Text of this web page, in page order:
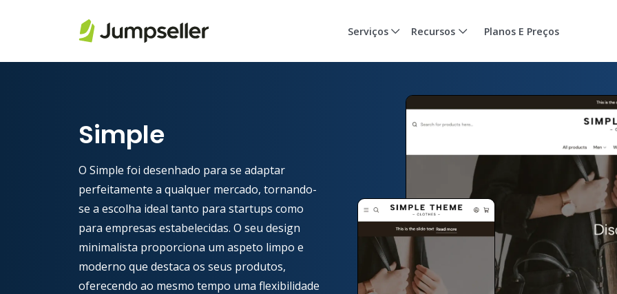
Serviços Recursos Planos E Preços
Simple
O Simple foi desenhado para se adaptar
perfeitamente a qualquer mercado, tornando-
se a escolha ideal tanto para startups como
para empresas estabelecidas. O seu design
minimalista proporciona um aspeto limpo e
moderno que destaca os seus produtos,
oferecendo ao mesmo tempo uma flexibilidade